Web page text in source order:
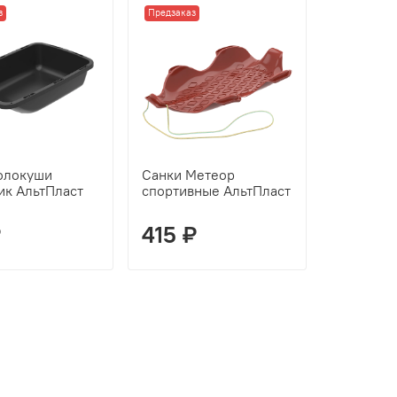
АльтПласт
Предзаказ
Санки Метеор
спортивные АльтПласт
415 ₽